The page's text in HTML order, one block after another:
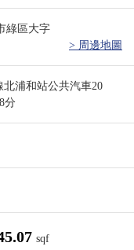
綠區大字
> 周邊地圖
浦和站公共汽車20
分
sqf